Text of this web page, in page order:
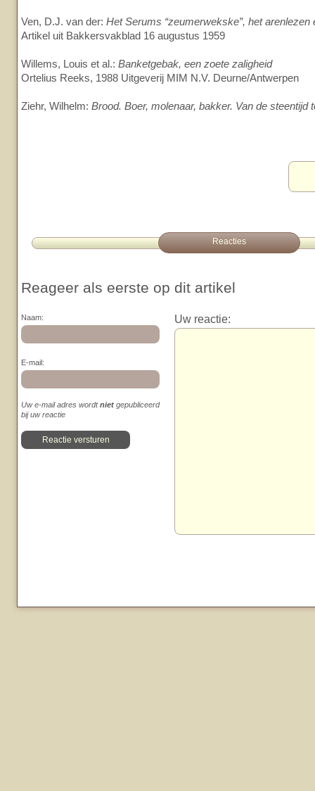
Ven, D.J. van der: Het Serums “zeumerwekske”, het arenlezen
Artikel uit Bakkersvakblad 16 augustus 1959
Willems, Louis et al.: Banketgebak, een zoete zaligheid
Ortelius Reeks, 1988 Uitgeverij MIM N.V. Deurne/Antwerpen
Ziehr, Wilhelm: Brood. Boer, molenaar, bakker. Van de steentijd
Reacties
Reageer als eerste op dit artikel
Naam:
E-mail:
Uw e-mail adres wordtniet gepubliceerd
bij uw reactie
Uw reactie: